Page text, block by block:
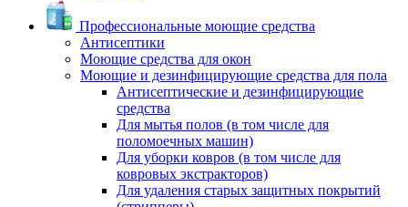
Профессиональные моющие средства
Антисептики
Моющие средства для окон
Моющие и дезинфицирующие средства для пола
Антисептические и дезинфицирующие
средства
Для мытья полов (в том числе для
поломоечных машин)
Для уборки ковров (в том числе для
ковровых экстракторов)
Для удаления старых защитных покрытий